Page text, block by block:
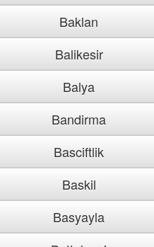
Baklan
Balikesir
Balya
Bandirma
Basciftlik
Baskil
Basyayla